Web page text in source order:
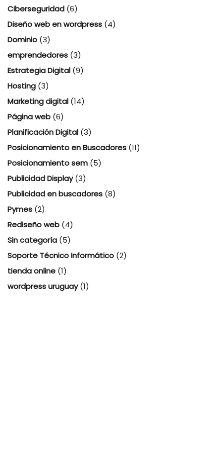
Ciberseguridad (6)
Diseño web en wordpress (4)
Dominio (3)
emprendedores (3)
Estrategia Digital (9)
Hosting (3)
Marketing digital (14)
Página web (6)
Planificación Digital (3)
Posicionamiento en Buscadores (11)
Posicionamiento sem (5)
Publicidad Display(3)
Publicidad en buscadores (8)
Pymes (2)
Rediseño web (4)
Sin categoría (5)
Soporte Técnico Informático (2)
tienda online (1)
wordpress uruguay(1)